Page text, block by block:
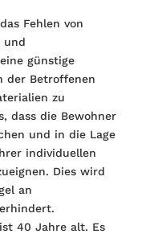
Fehlen von
und
günstige
der Betroffenen
zu
dass die Bewohner
und in die Lage
individuellen
Dies wird
an
40 Jahre alt. Es